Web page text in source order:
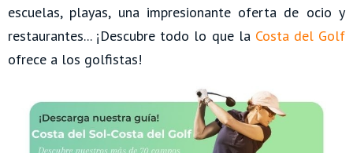
escuelas, playas, una impresionante oferta de ocio y
restaurantes... ¡Descubre todo lo que la Costa del Golf
ofrece a los golfistas!